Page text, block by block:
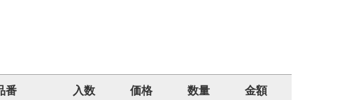
番 入数 価格 数量 金額